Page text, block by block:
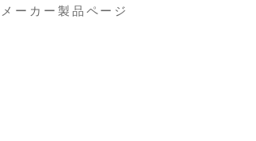
メーカー製品ページ